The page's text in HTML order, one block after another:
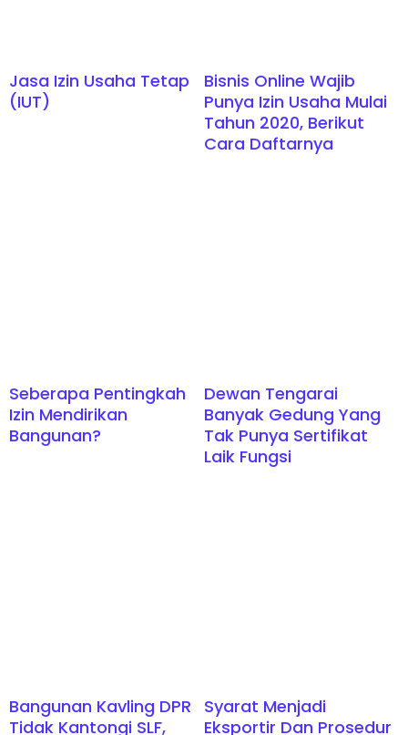
Jasa Izin Usaha Tetap
(IUT)
Bisnis Online Wajib
Punya Izin Usaha Mulai
Tahun 2020, Berikut
Cara Daftarnya
Seberapa Pentingkah
Izin Mendirikan
Bangunan?
Dewan Tengarai
Banyak Gedung Yang
Tak Punya Sertifikat
Laik Fungsi
Bangunan Kavling DPR
Tidak Kantongi SLF,
Syarat Menjadi
Eksportir Dan Prosedur